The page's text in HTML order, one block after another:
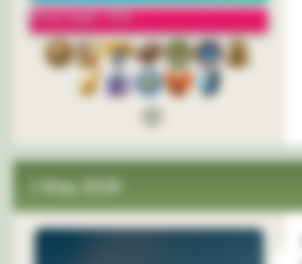
Репутация: 75%
1 Мар 2026